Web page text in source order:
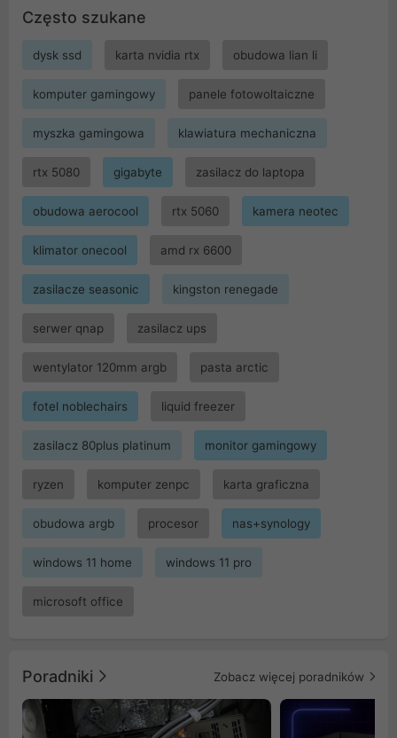
Często szukane
dysk ssd karta nvidia rtx obudowa lian li
komputer gamingowy panele fotowoltaiczne
myszka gamingowa klawiatura mechaniczna
rtx 5080 gigabyte zasilacz do laptopa
obudowa aerocool rtx 5060 kamera neotec
klimator onecool amd rx 6600
zasilacze seasonic kingston renegade
serwer qnap zasilacz ups
wentylator 120mm argb pasta arctic
fotel noblechairs liquid freezer
zasilacz 80plus platinum monitor gamingowy
ryzen komputer zenpc karta graficzna
obudowa argb procesor nas+synology
windows 11 home windows 11 pro
microsoft office
Poradniki Zobacz więcej poradników